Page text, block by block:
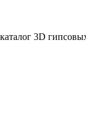
3D